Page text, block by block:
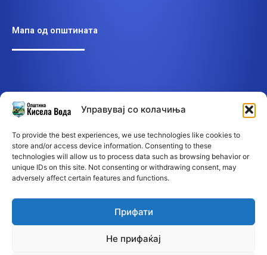
Управувај со колачиња
To provide the best experiences, we use technologies like cookies to
store and/or access device information. Consenting to these
technologies will allow us to process data such as browsing behavior or
unique IDs on this site. Not consenting or withdrawing consent, may
adversely affect certain features and functions.
Прифати
Не прифаќај
Мапа од општината